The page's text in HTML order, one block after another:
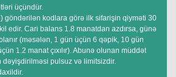
üçündür.
göndərilən kodlara görə ilk sifarişin qiyməti 30
edir. Cari balans 1.8 manatdan azdırsa, günə
(məsələn, 1 gün üçün 6 qəpik, 10 gün
1.2 manat çıxılır). Abunə olunan müddət
pulsuz və limitsizdir.